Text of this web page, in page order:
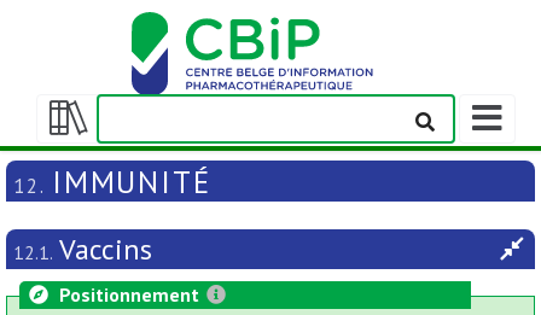
Afficher/masquer
la
table
matières
Afficher/
la
barre
12. IMMUNITÉ
12.1. Vaccins
Positionnement